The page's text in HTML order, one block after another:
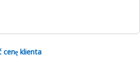
cenę klienta